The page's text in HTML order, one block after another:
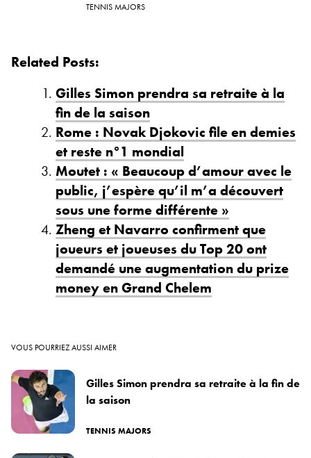
TENNIS MAJORS
Related Posts:
Gilles Simon prendra sa retraite à la
fin de la saison
Rome : Novak Djokovic file en demies
et reste n°1 mondial
Moutet : « Beaucoup d’amour avec le
public, j’espère qu’il m’a découvert
sous une forme différente »
Zheng et Navarro confirment que
joueurs et joueuses du Top 20 ont
demandé une augmentation du prize
money en Grand Chelem
VOUS POURRIEZ AUSSI AIMER
Gilles Simon prendra sa retraite à la fin de
la saison
TENNIS MAJORS